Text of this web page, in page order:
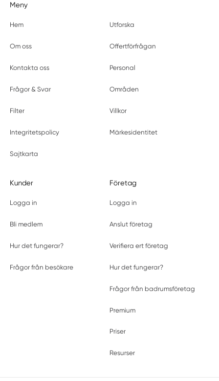
Meny
Hem Utforska
Om oss Offertförfrågan
Kontakta oss Personal
Frågor & Svar Områden
Filter Villkor
Integritetspolicy Märkesidentitet
Sajtkarta
Kunder
Logga in
Bli medlem
Hur det fungerar?
Frågor från besökare
Företag
Logga in
Anslut företag
Verifiera ert företag
Hur det fungerar?
Frågor från badrumsföretag
Premium
Priser
Resurser